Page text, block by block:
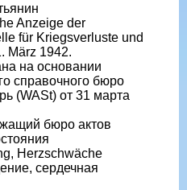
Anzeige der
für Kriegsverluste und
März 1942.
на основании
справочного бюро
(WASt) от 31 марта
бюро актов
Herzschwäche
сердечная